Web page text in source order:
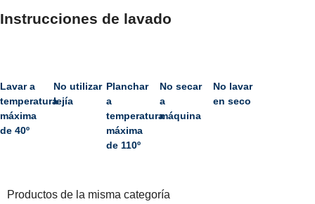
Instrucciones de lavado
Lavar a
temperatura
máxima
de 40º
No utilizar
lejía
Planchar
a
temperatura
máxima
de 110º
No secar
a
máquina
No lavar
en seco
Productos de la misma categoría